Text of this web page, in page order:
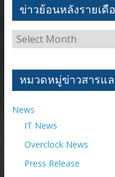
ข่าวย้อนหลังรายเดื
ข่าว
ย้อน
ราย
เดือน
หมวดหมู่ข่าวสารแล
News
IT News
Overclock News
Press Release